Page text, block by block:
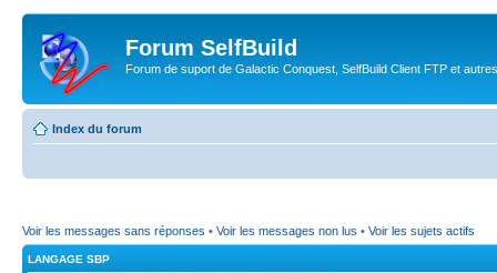
Forum SelfBuild
Forum de suport de Galactic Conquest, SelfBuild Client FTP et
Index du forum
Voir les messages sans réponses • Voir les messages non lus • Voir les sujets actifs
LANGAGE SBP